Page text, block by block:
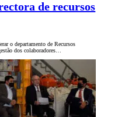
de recursos
o departamento de Recursos
dos colaboradores…